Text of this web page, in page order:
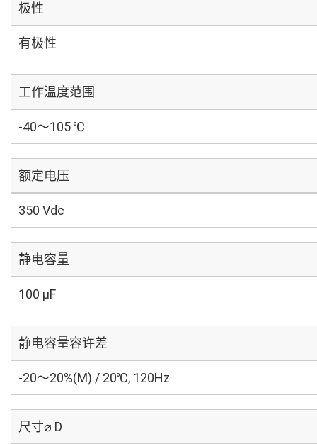
极性
有极性
工作温度范围
-40～105 ℃
额定电压
350 Vdc
静电容量
100 µF
静电容量容许差
-20～20%(M) / 20℃, 120Hz
尺寸⌀ D